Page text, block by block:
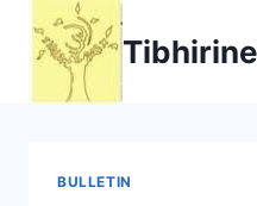
contenu
BULLETIN